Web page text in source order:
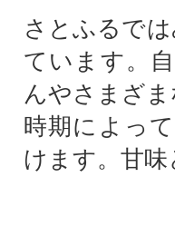
さとふるで
ています。
んやさまざ
時期によっ
けます。甘